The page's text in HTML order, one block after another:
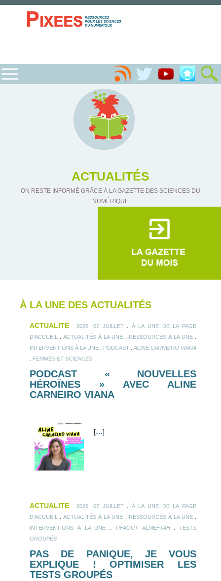
ACTUALITÉS
ON RESTE INFORMÉ GRÂCE À LA GAZETTE DES SCIENCES DU
NUMÉRIQUE
À LA UNE DES ACTUALITÉS
ACTUALITE 2026, 07 JUILLET. À LA UNE DE LA PAGE
D'ACCUEIL
.ACTUALITÉS À LA UNE RESSOURCES À LA UNE.
INTERVENTIONS À LA UNE PODCAST ALINE CARNEIRO VIANA
FEMMES ET SCIENCES
PODCAST « NOUVELLES
HÉROÏNES » AVEC ALINE
CARNEIRO VIANA
[…]
ACTUALITE 2026, 07 JUILLET. À LA UNE DE LA PAGE
D'ACCUEIL
.ACTUALITÉS À LA UNE RESSOURCES À LA UNE.
INTERVENTIONS À LA UNE TIFAOUT ALMEFTAH.
TESTS
GROUPÉS
PAS DE PANIQUE, JE VOUS
EXPLIQUE ! OPTIMISER LES
TESTS GROUPÉS